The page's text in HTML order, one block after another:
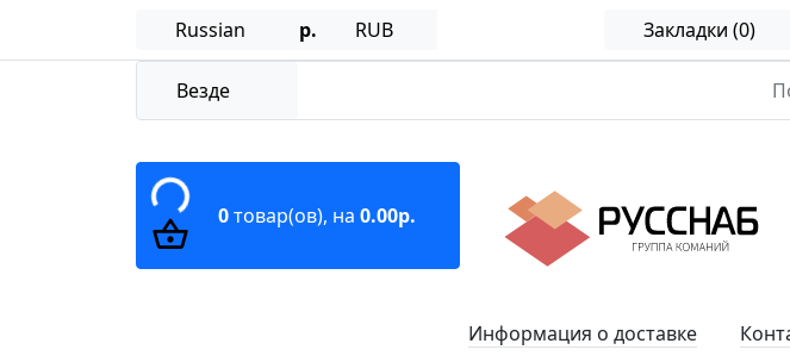
Russian р. RUB Закладки (0)
Везде
Информация о доставке
0товар(ов), на 0.00р.